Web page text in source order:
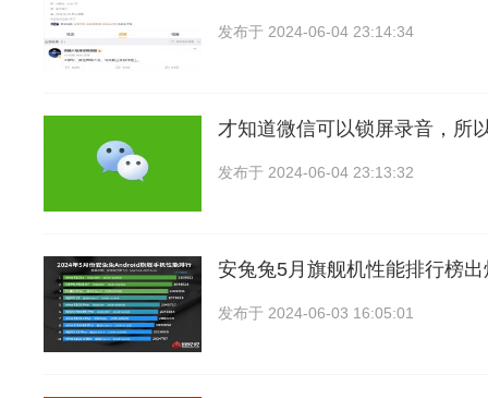
发布于 2024-06-04 23:14:34
才知道微信可以锁屏录音，所
发布于 2024-06-04 23:13:32
安兔兔5月旗舰机性能排行榜
发布于 2024-06-03 16:05:01